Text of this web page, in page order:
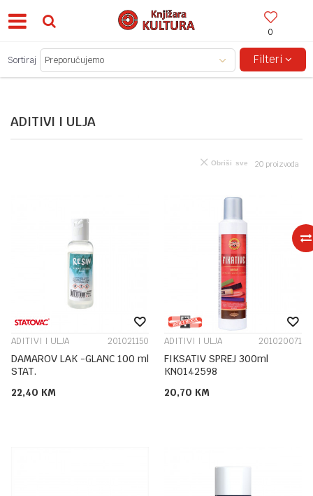
0
BESPLATNA ISPORUKA ZA IZNOSE PREKO 150KM!
ADITIVI I ULJA
Sortiraj Filteri
20 proizvoda
Obriši sve
ADITIVI I ULJA 201021150
DAMAROV LAK -GLANC 100 ml
STAT.
22,40 KM
ADITIVI I ULJA 201020071
FIKSATIV SPREJ 300ml
KN0142598
20,70 KM